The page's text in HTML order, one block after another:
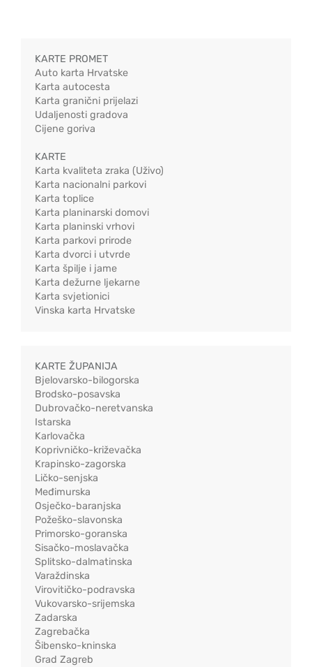
KARTE PROMET
Auto karta Hrvatske
Karta autocesta
Karta granični prijelazi
Udaljenosti gradova
Cijene goriva
KARTE
Karta kvaliteta zraka (Uživo)
Karta nacionalni parkovi
Karta toplice
Karta planinarski domovi
Karta planinski vrhovi
Karta parkovi prirode
Karta dvorci i utvrde
Karta špilje i jame
Karta dežurne ljekarne
Karta svjetionici
Vinska karta Hrvatske
KARTE ŽUPANIJA
Bjelovarsko-bilogorska
Brodsko-posavska
Dubrovačko-neretvanska
Istarska
Karlovačka
Koprivničko-križevačka
Krapinsko-zagorska
Ličko-senjska
Međimurska
Osječko-baranjska
Požeško-slavonska
Primorsko-goranska
Sisačko-moslavačka
Splitsko-dalmatinska
Varaždinska
Virovitičko-podravska
Vukovarsko-srijemska
Zadarska
Zagrebačka
Šibensko-kninska
Grad Zagreb